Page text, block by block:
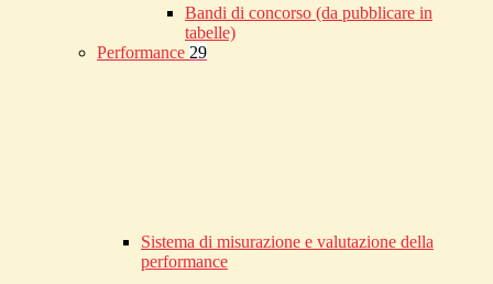
Bandi di concorso (da pubblicare in
tabelle)
Performance 29
Sistema di misurazione e valutazione della
performance